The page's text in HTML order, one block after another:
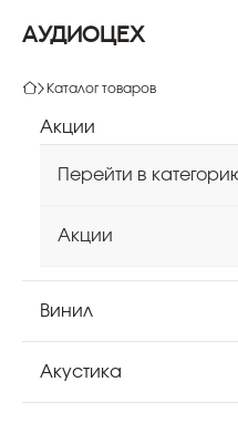
АУДИОЦЕХ
Каталог товаров
Акции
Перейти в
Акции
Винил
Акустика